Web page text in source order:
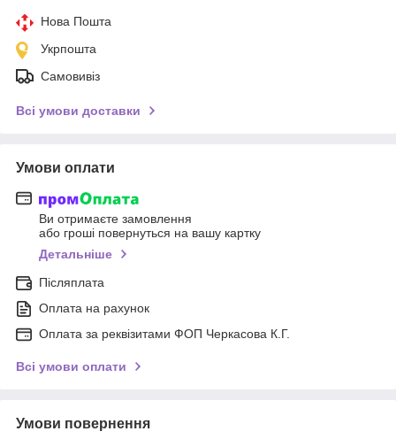
Нова Пошта
Укрпошта
Самовивіз
Всі умови доставки
Умови оплати
Ви отримаєте замовлення
або гроші повернуться на вашу картку
Детальніше
Післяплата
Оплата на рахунок
Оплата за реквізитами ФОП Черкасова К.Г.
Всі умови оплати
Умови повернення